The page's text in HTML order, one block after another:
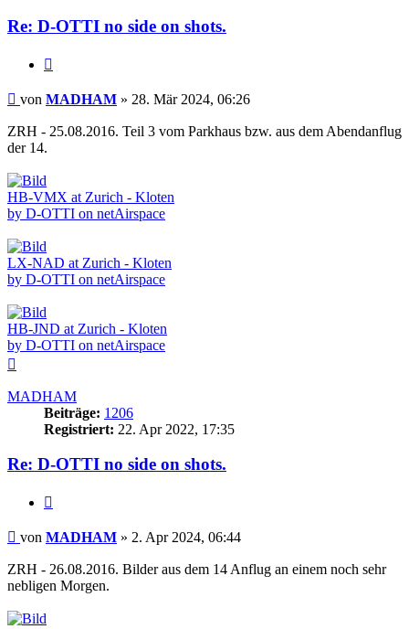
Re: D-OTTI no side on shots.
Beitrag
von MADHAM » 28. Mär 2024, 06:26
ZRH - 25.08.2016. Teil 3 vom Parkhaus bzw. aus dem Abendanflug
der 14.
HB-VMX at Zurich - Kloten
by D-OTTI on netAirspace
LX-NAD at Zurich - Kloten
by D-OTTI on netAirspace
HB-JND at Zurich - Kloten
by D-OTTI on netAirspace
MADHAM
Beiträge: 1206
Registriert: 22. Apr 2022, 17:35
Re: D-OTTI no side on shots.
Beitrag
von MADHAM » 2. Apr 2024, 06:44
ZRH - 26.08.2016. Bilder aus dem 14 Anflug an einem noch sehr
nebligen Morgen.